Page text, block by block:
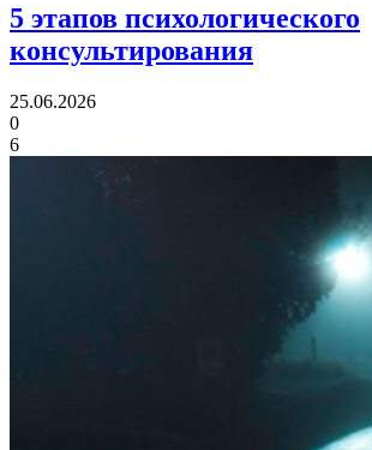
5 этапов психологического
консультирования
25.06.2026
0
6